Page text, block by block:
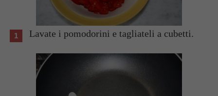
Lavate i pomodorini e tagliateli a cubetti.